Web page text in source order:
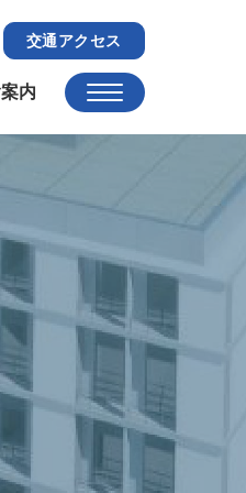
交通アクセス
内